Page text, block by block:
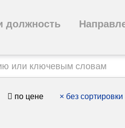
должность
по цене × без сортировки